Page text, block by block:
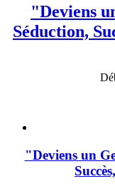
"Deviens
Séduction,
"Deviens un